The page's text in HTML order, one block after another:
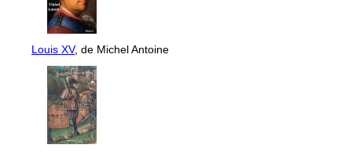
Louis XV, de Michel Antoine